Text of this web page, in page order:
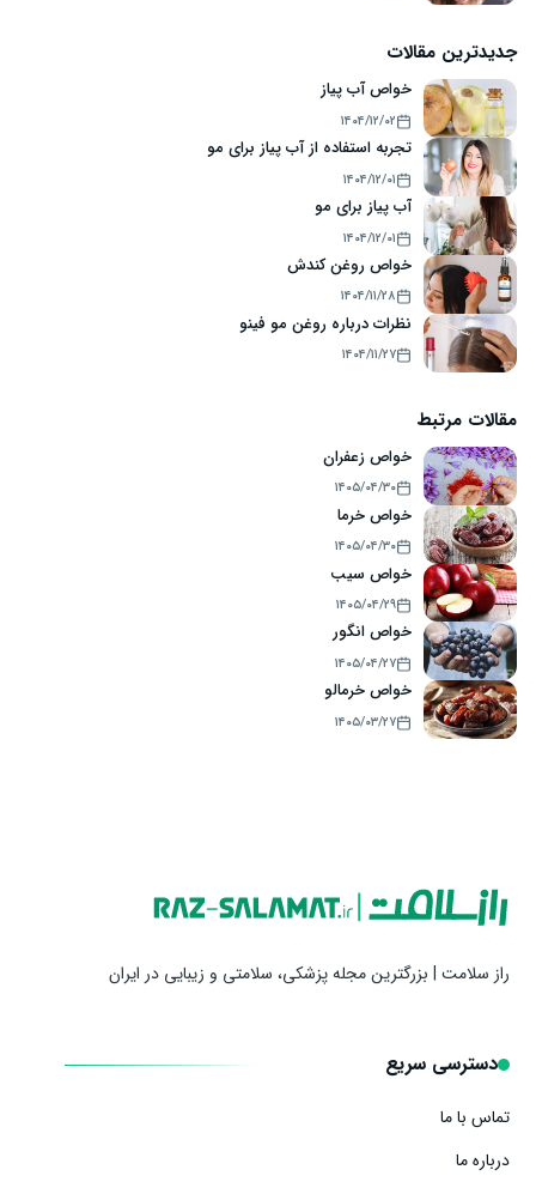
جدیدترین مقالات
خواص آب پیاز
۱۴۰۴/۱۲/۰۲
تجربه استفاده از آب پیاز برای مو
۱۴۰۴/۱۲/۰۱
آب پیاز برای مو
۱۴۰۴/۱۲/۰۱
خواص روغن کندش
۱۴۰۴/۱۱/۲۸
نظرات درباره روغن مو فینو
۱۴۰۴/۱۱/۲۷
مقالات مرتبط
خواص زعفران
۱۴۰۵/۰۴/۳۰
خواص خرما
۱۴۰۵/۰۴/۳۰
خواص سیب
۱۴۰۵/۰۴/۲۹
خواص انگور
۱۴۰۵/۰۴/۲۷
خواص خرمالو
۱۴۰۵/۰۳/۲۷
راز سلامت | بزرگترین مجله پزشکی، سلامتی و زیبایی در ایران
دسترسی سریع
تماس با ما
درباره ما